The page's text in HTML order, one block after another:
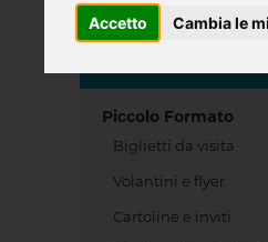
Accetto Cambia le
Piccolo Formato
Biglietti da visita
Volantini e flyer
Cartoline e inviti